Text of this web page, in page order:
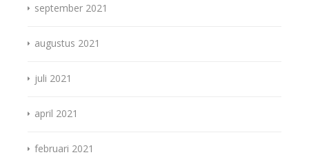
september 2021
augustus 2021
juli 2021
april 2021
februari 2021